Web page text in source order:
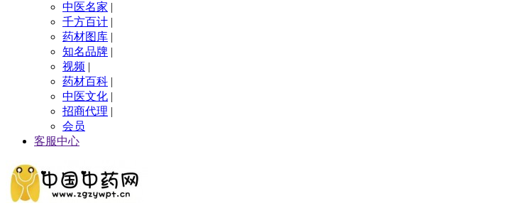
中医名家 |
千方百计 |
药材图库 |
知名品牌 |
视频 |
药材百科 |
中医文化 |
招商代理 |
会员
客服中心